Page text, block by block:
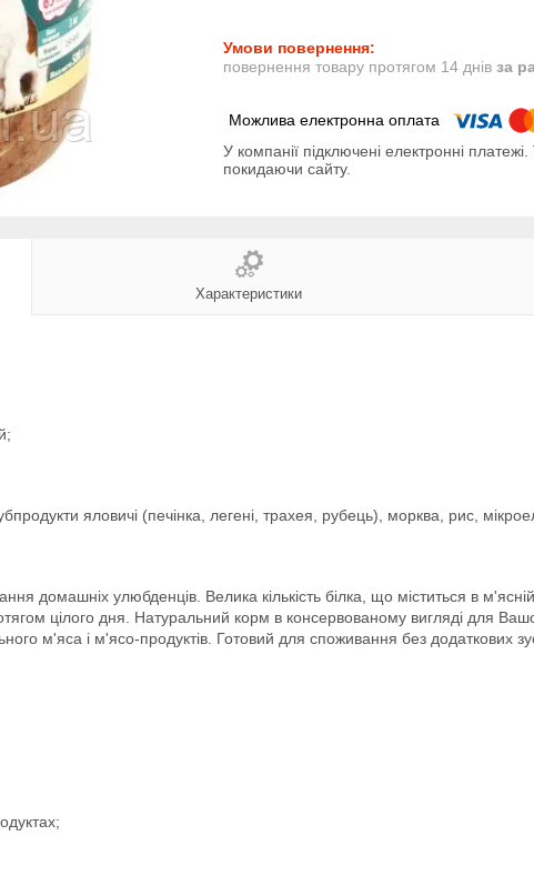
повернення товару протягом 14 днів за
У компанії підключені електронні
покидаючи сайту.
Характеристики
яловичі (печінка, легені, трахея, рубець), морква, рис,
домашніх улюбденців. Велика кількість білка, що міститься в м'ясній
цілого дня. Натуральний корм в консервованому вигляді для
м'яса і м'ясо-продуктів. Готовий для споживання без